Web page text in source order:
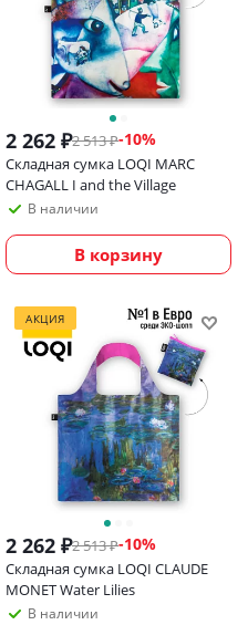
2 262 ₽2 513₽-10%
Складная сумка LOQI MARC
CHAGALL I and the Village
В наличии
В корзину
АКЦИЯ
2 262 ₽2 513₽-10%
Складная сумка LOQI CLAUDE
MONET Water Lilies
В наличии